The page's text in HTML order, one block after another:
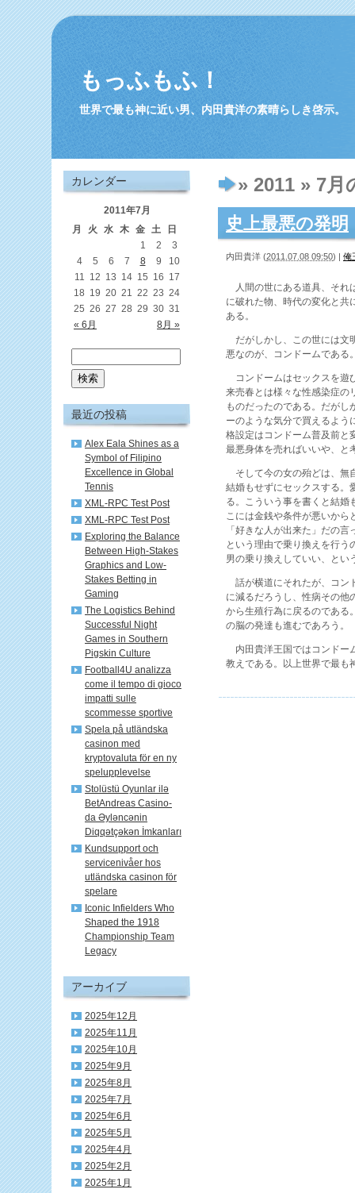
もっふもふ！
世界で最も神に近い男、内田貴洋の素晴らしき啓示。
» 2011 » 7月
史上最悪の発明
内田貴洋 (2011.07.08 09:50) | 俺
人間の世にある道具、それ
に破れた物、時代の変化と共
ある。
だがしかし、この世には文
悪なのが、コンドームである
コンドームはセックスを遊
来売春とは様々な性感染症の
ものだったのである。だが
ーのような気分で買えるよう
格設定はコンドーム普及前と
最悪身体を売ればいいや、と
そして今の女の殆どは、無
結婚もせずにセックスする。
る。こういう事を書くと結婚
こには金銭や条件が悪いから
「好きな人が出来た」だの
という理由で乗り換えを行
男の乗り換えしていい、とい
話が横道にそれたが、コン
に減るだろうし、性病その他
から生殖行為に戻るのである
の脳の発達も進むであろう。
内田貴洋王国ではコンドー
教えである。以上世界で最も
カレンダー
2011年7月
月
火 水 木 金 土 日
« 6月 8月 »
1 2
3
4
5 6 7 8 9
10
11 12 13 14 15 16 17
18 19 20 21 22 23 24
25 26 27 28 29 30 31
最近の投稿
Alex Eala Shines as a
Symbol of Filipino
Excellence in Global
Tennis
XML-RPC Test Post
XML-RPC Test Post
Exploring the Balance
Between High-Stakes
Graphics and Low-
Stakes Betting in
Gaming
The Logistics Behind
Successful Night
Games in Southern
Pigskin Culture
Football4U analizza
come il tempo di gioco
impatti sulle
scommesse sportive
Spela på utländska
casinon med
kryptovaluta för en ny
spelupplevelse
Stolüstü Oyunlar ilə
BetAndreas Casino-
da Əyləncənin
Diqqətçəkən İmkanları
Kundsupport och
servicenivåer hos
utländska casinon för
spelare
Iconic Infielders Who
Shaped the 1918
Championship Team
Legacy
アーカイブ
2025年12月
2025年11月
2025年10月
2025年9月
2025年8月
2025年7月
2025年6月
2025年5月
2025年4月
2025年2月
2025年1月